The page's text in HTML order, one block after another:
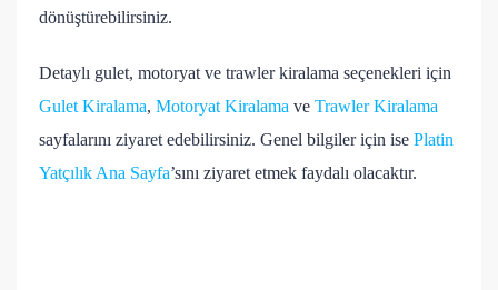
dönüştürebilirsiniz.
Detaylı gulet, motoryat ve trawler kiralama seçenekleri için
Gulet Kiralama, Motoryat Kiralama ve Trawler Kiralama
sayfalarını ziyaret edebilirsiniz. Genel bilgiler için ise Platin
Yatçılık Ana Sayfa’sını ziyaret etmek faydalı olacaktır.